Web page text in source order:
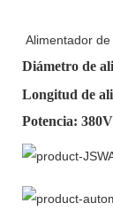
Alimentador
Diámetro de
Longitud de
Potencia: